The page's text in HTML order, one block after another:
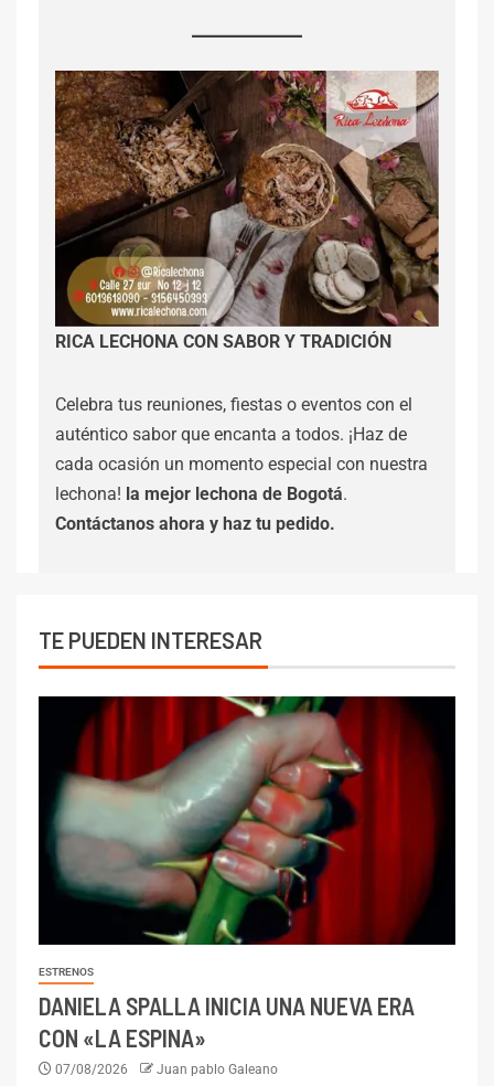
RICA LECHONA CON SABOR Y TRADICIÓN
Celebra tus reuniones, fiestas o eventos con el
auténtico sabor que encanta a todos. ¡Haz de
cada ocasión un momento especial con nuestra
lechona! la mejor lechona de Bogotá.
Contáctanos ahora y haz tu pedido.
TE PUEDEN INTERESAR
ESTRENOS
DANIELA SPALLA INICIA UNA NUEVA ERA
CON «LA ESPINA»
07/08/2026 Juan pablo Galeano